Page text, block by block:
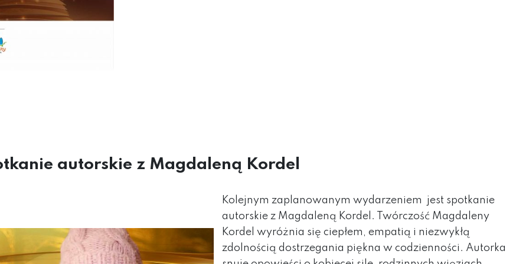
autorskie z Magdaleną Kordel
Kolejnym zaplanowanym wydarzeniem jest spotkanie
autorskie z Magdaleną Kordel. Twórczość Magdaleny
Kordel wyróżnia się ciepłem, empatią i niezwykłą
zdolnością dostrzegania piękna w codzienności. Autorka